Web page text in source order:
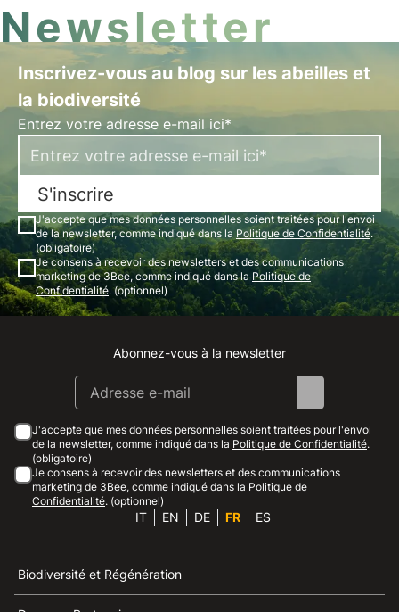
Newsletter
Inscrivez-vous au blog sur les abeilles et
la biodiversité
Entrez votre adresse e-mail ici*
S'inscrire
J'accepte que mes données personnelles soient traitées pour l'envoi
de la newsletter, comme indiqué dans la Politique de Confidentialité.
(obligatoire)
Je consens à recevoir des newsletters et des communications
marketing de 3Bee, comme indiqué dans la Politique de
Confidentialité. (optionnel)
Instagram
Facebook
Linkedin
Youtube
Abonnez-vous à la newsletter
J'accepte que mes données personnelles soient traitées pour l'envoi
de la newsletter, comme indiqué dans la Politique de Confidentialité.
(obligatoire)
Je consens à recevoir des newsletters et des communications
marketing de 3Bee, comme indiqué dans la Politique de
Confidentialité. (optionnel)
IT EN DE FR ES
Biodiversité et Régénération